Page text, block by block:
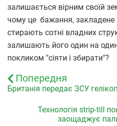
залишається вірним своїй
чому це бажання, закладене
стирають сотні владних
залишають його один на
покликом "сіяти і збирати"?
Попередня
Британія передає ЗСУ
Технологія strip-till
заощаджує